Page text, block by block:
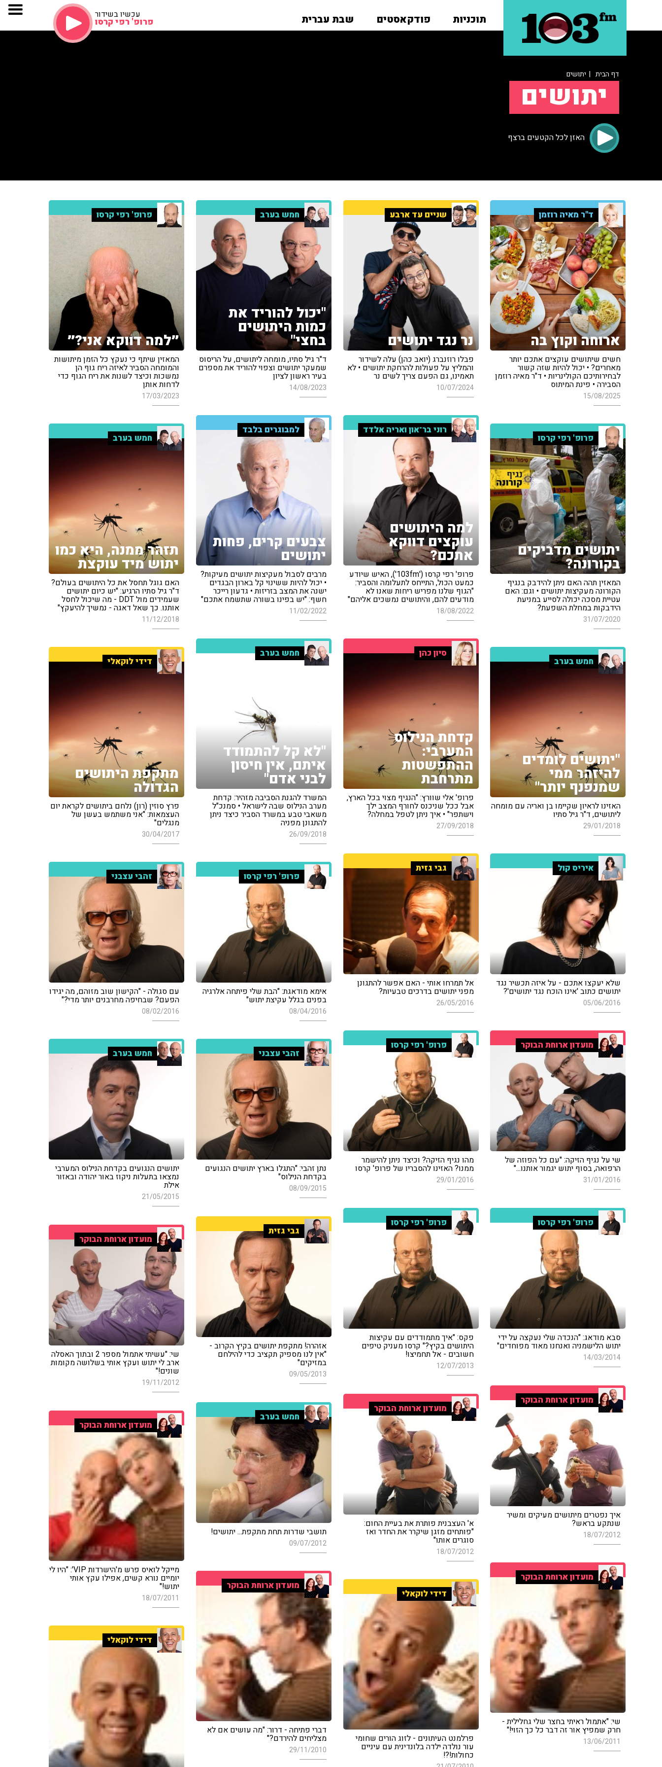
תוכניות פודקאסטים שבת עברית עכשיו בשידור
פרופ' רפי קרסו
דף הבית | יתושים
יתושים
האזן לכל הקטעים ברצף
ד"ר מאיה רוזמן
ארוחה וקוץ בה
חשים שיתושים עוקצים אתכם יותר
מאחרים? • יכול להיות שזה קשור
לבחירותיכם הקולינריות • ד"ר מאיה רוזמן
הסבירה • פינת המיתוס
15/08/2025
שניים עד ארבע
נר נגד יתושים
פבלו רוזנברג (יואב כהן) עלה לשידור
והמליץ על פעולות להרחקת יתושים • לא
תאמינו, גם הפעם צריך לשים נר
10/07/2024
חמש בערב
"יכול להוריד את
כמות היתושים
בחצי"
ד"ר גיל סתיו, מומחה ליתושים, על הריסוס
שמעקר יתושים וצפוי להוריד את מספרם
בעיר ראשון לציון
14/08/2023
פרופ' רפי קרסו
״למה דווקא אני?״
המאזין שיתף כי נעקץ כל הזמן מיתושות
והמומחה הסביר לאיזה ריח גוף הן
נמשכות וכיצד לשנות את ריח הגוף כדי
לדחות אותן
17/03/2023
רוני בר־און ואריה אלדד
למה היתושים
עוקצים דווקא
אתכם?
פרופ' רפי קרסו ('103fm'), האיש שיודע
כמעט הכול, התייחס לתעלומה והסביר:
"הגוף שלנו מפריש ריחות שאנו לא
מודעים להם, והיתושים נמשכים אליהם"
18/08/2022
למבוגרים בלבד
צבעים קרים, פחות
יתושים
מרבים לסבול מעקיצות יתושים מעיקות?
• יכול להיות ששינוי קל בארון הבגדים
ישנה את המצב בזריזות • גדעון רייכר
חשף: "יש בפינו בשורה שתשמח אתכם"
11/02/2022
פרופ' רפי קרסו
יתושים מדביקים
בקורונה?
המאזין תהה האם ניתן להידבק בנגיף
הקורונה מעקיצות יתושים • וגם: האם
עטיית מסכה יכולה לסייע במניעת
הידבקות במחלת השפעת?
31/07/2020
חמש בערב
תזהר ממנה, היא כמו
יתוש מיד עוקצת
האם גוגל תחסל את כל היתושים בעולם?
ד"ר גיל סתיו הרגיע: "יש כיום יתושים
שעמידים מול DDT - מה שיכול לחסל
אותנו. כך שאל דאגה - נמשיך להיעקץ"
11/12/2018
סיון כהן
קדחת הנילוס
המערבי:
ההתפשטות
מתרחבת
פרופ' אלי שוורץ: "הנגיף מצוי בכל הארץ,
אבל ככל שניכנס לחורף המצב ילך
וישתפר" • איך ניתן לטפל במחלה?
27/09/2018
חמש בערב
"לא קל להתמודד
איתם, אין חיסון
לבני אדם"
המשרד להגנת הסביבה מזהיר: קדחת
מערב הנילוס שבה לישראל • סמנכ"ל
משאבי טבע במשרד הסביר כיצד ניתן
להתגונן מפניה
26/09/2018
חמש בערב
"יתושים לומדים
להיזהר ממי
שמנפנף יותר"
האזינו לראיון שקיימו בן ואריה עם מומחה
ליתושים, ד"ר גיל סתיו
29/01/2018
דידי לוקאלי
מתקפת היתושים
הגדולה
פרץ סוזין (רון) נלחם ביתושים לקראת יום
העצמאות: "אני משתמש בעשן של
מנגלים"
30/04/2017
איריס קול
שלא יעקצו אתכם - על איזה תכשיר נגד
יתושים כתוב 'אינו הוכח נגד יתושים'?
05/06/2016
גבי גזית
אל תמרחו אותי - האם אפשר להתגונן
מפני יתושים בדרכים טבעיות?
26/05/2016
פרופ' רפי קרסו
אימא מודאגת: "הבת שלי פיתחה אלרגיה
בפנים בגלל עקיצת יתוש"
08/04/2016
זהבי עצבני
עם סגולה - "הקישון שוב מזוהם, מה יגידו
הפעם? שבחיפה מחרבנים יותר מדי?"
08/02/2016
מועדון ארוחת הבוקר
שי על נגיף הזיקה: "עם כל הפוזה של
הרפואה, בסוף יתוש יגמור אותנו..."
31/01/2016
פרופ' רפי קרסו
מהו נגיף הזיקה? וכיצד ניתן להישמר
ממנו? האזינו להסבריו של פרופ' קרסו
29/01/2016
זהבי עצבני
נתן זהבי: "התגלו בארץ יתושים הנגועים
בקדחת הנילוס"
08/09/2015
חמש בערב
יתושים הנגועים בקדחת הנילוס המערבי
נמצאו בתעלות ניקוז באור יהודה ובאזור
אילת
21/05/2015
פרופ' רפי קרסו
סבא מודאג: "הנכדה שלי נעקצה על ידי
יתוש הלישמניה ואנחנו מאוד מפוחדים"
14/03/2014
פרופ' רפי קרסו
פקס: "איך מתמודדים עם עקיצות
היתושים בקיץ?" קרסו מעניק טיפים
חשובים - אל תחמיצו!
12/07/2013
גבי גזית
אזהרה! מתקפת יתושים בקיץ הקרוב -
"אין לנו מספיק תקציב כדי להילחם
במזיקים"
09/05/2013
מועדון ארוחת הבוקר
שי: "עשיתי אתמול מספר 2 ובתוך האסלה
ארב לי יתוש ועקץ אותי בשלושה מקומות
שונים!"
19/11/2012
מועדון ארוחת הבוקר
איך נפטרים מיתושים מעיקים ומשיר
שנתקע בראש?
18/07/2012
מועדון ארוחת הבוקר
א' העצבנית פותרת את בעיית החום:
"פותחים מזגן שיקרר את החדר ואז
סוגרים אותו"
18/07/2012
חמש בערב
תושבי שדרות תחת מתקפת... יתושים!
09/07/2012
מועדון ארוחת הבוקר
מייקל לואיס פרש מ'הישרדות VIP': "היו לי
יומיים נורא קשים, אפילו עקץ אותי
יתוש!"
18/07/2011
מועדון ארוחת הבוקר
שי: "אתמול ראיתי בחצר שלי גחלילית -
חרק שמפיץ אור זה דבר כל כך הזוי!"
13/06/2011
מועדון ארוחת הבוקר
דברי פתיחה - דרור: "מה עושים אם לא
מצליחים להירדם?"
29/11/2010
דידי לוקאלי
פרלמנט העיתונים - לזוג הורים שחומי
עור נולדה ילדה בלונדינית עם עיניים
כחולות!?!
דידי לוקאלי